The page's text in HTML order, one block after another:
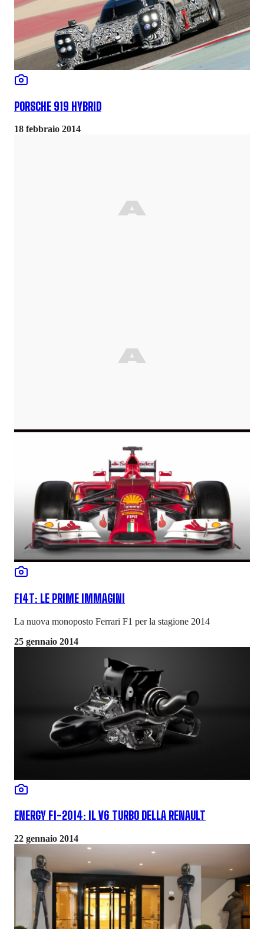
PORSCHE 919 HYBRID
18 febbraio 2014
F14T: LE PRIME IMMAGINI
La nuova monoposto Ferrari F1 per la stagione 2014
25 gennaio 2014
ENERGY F1-2014: IL V6 TURBO DELLA RENAULT
22 gennaio 2014